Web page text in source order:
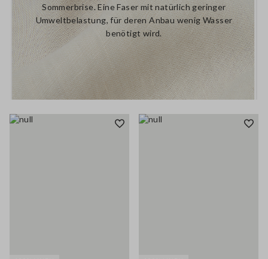
Sommerbrise. Eine Faser mit natürlich geringer
Umweltbelastung, für deren Anbau wenig Wasser
benötigt wird.